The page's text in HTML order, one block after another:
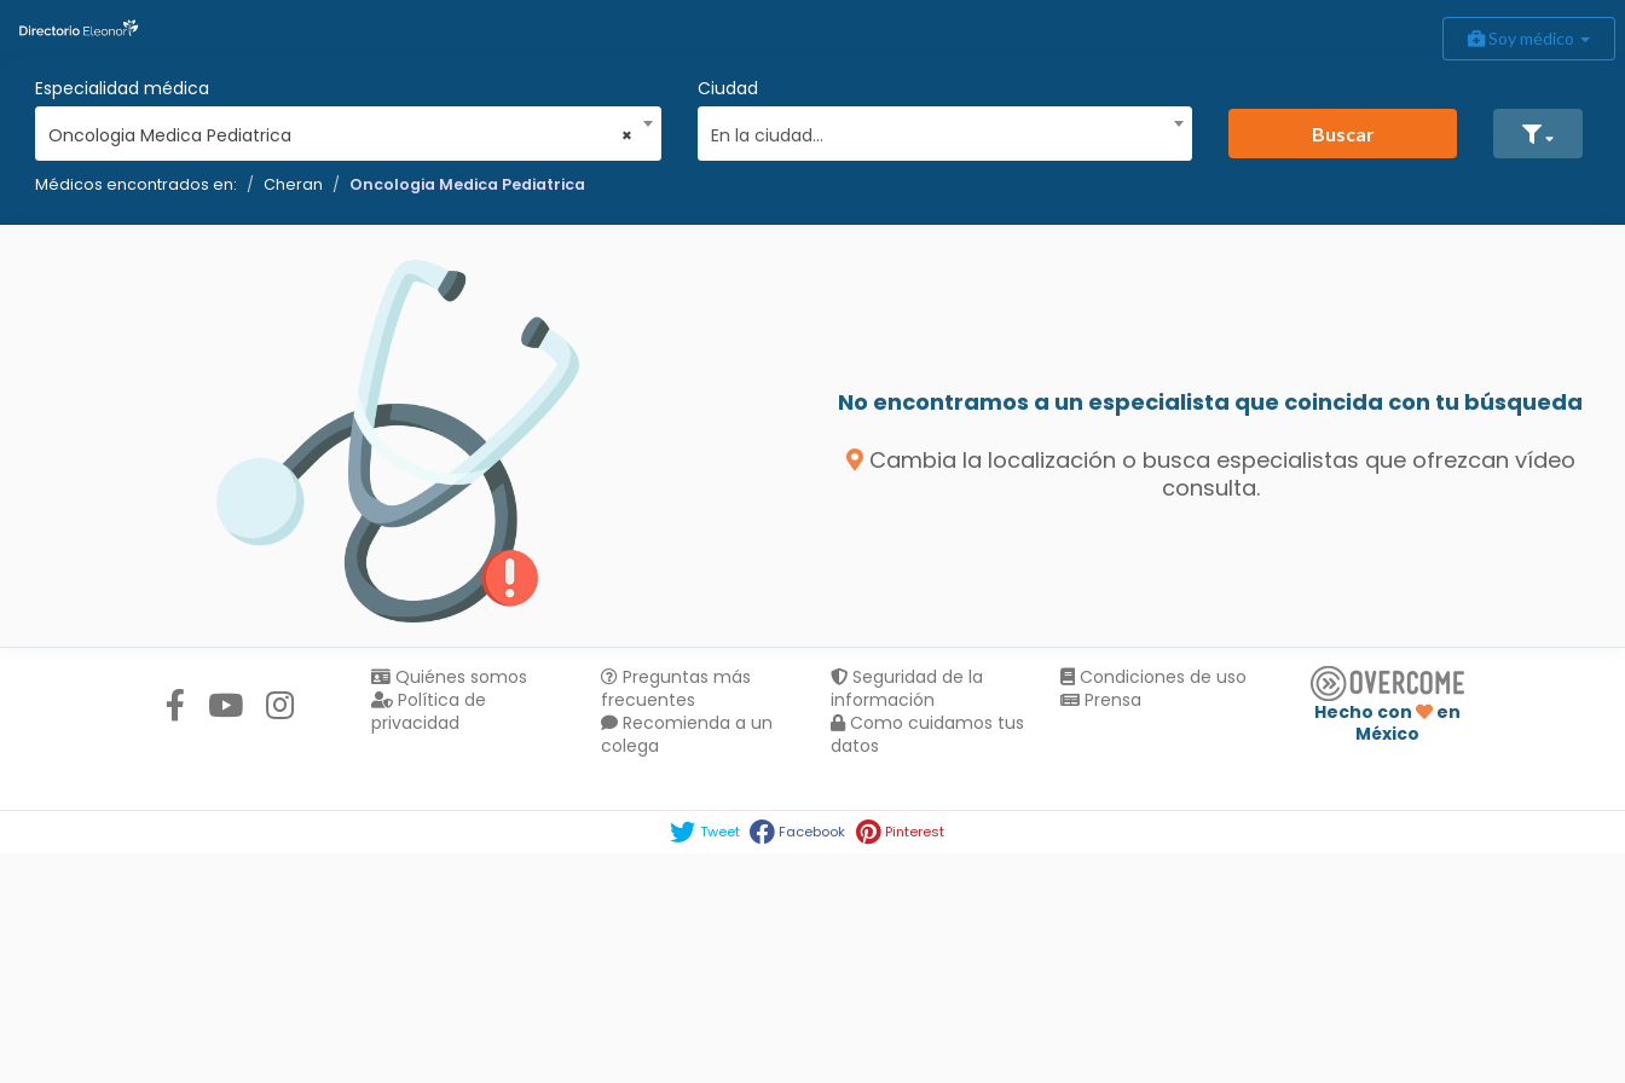
Soy médico
Especialidad médica
×
Oncologia Medica Pediatrica
Ciudad
En la ciudad...
Buscar
Médicos encontrados en: Cheran Oncologia Medica Pediatrica
No encontramos a un especialista que coincida con tu búsqueda
Cambia la localización o busca especialistas que ofrezcan vídeo
consulta.
Quiénes somos
Política de
privacidad
Preguntas más
frecuentes
Recomienda a un
colega
Seguridad de la
información
Como cuidamos tus
datos
Condiciones de uso
Prensa
Hecho con
en
México
Tweet Facebook Pinterest